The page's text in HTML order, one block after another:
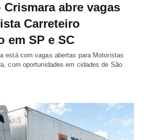
abre vagas
Carreteiro
em SP e SC
está com vagas abertas para Motoristas
com oportunidades em cidades de São